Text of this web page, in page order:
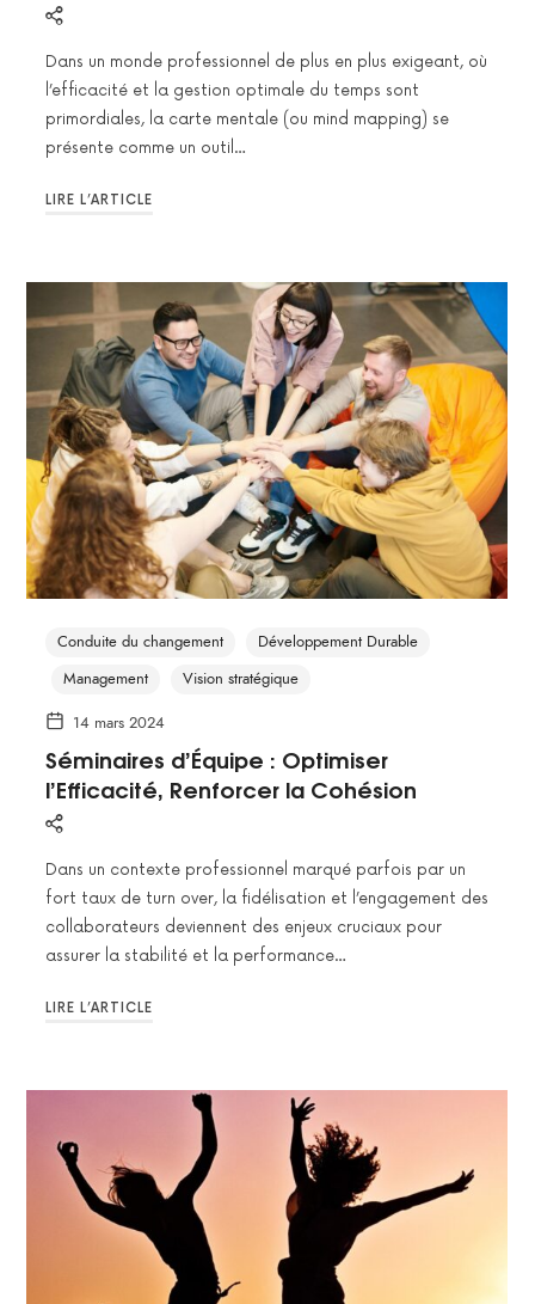
Dans un monde professionnel de plus en plus exigeant, où
l’efficacité et la gestion optimale du temps sont
primordiales, la carte mentale (ou mind mapping) se
présente comme un outil…
LIRE L’ARTICLE
Conduite du changement
Développement Durable
Management
Vision stratégique
14 mars 2024
Séminaires d’Équipe : Optimiser
l’Efficacité, Renforcer la Cohésion
Dans un contexte professionnel marqué parfois par un
fort taux de turn over, la fidélisation et l’engagement des
collaborateurs deviennent des enjeux cruciaux pour
assurer la stabilité et la performance…
LIRE L’ARTICLE